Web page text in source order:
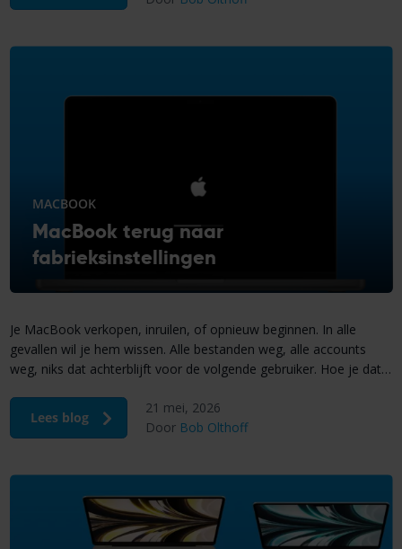
MACBOOK
MacBook terug naar
fabrieksinstellingen
Je MacBook verkopen, inruilen, of opnieuw beginnen. In alle
gevallen wil je hem wissen. Alle bestanden weg, alle accounts
weg, niks dat achterblijft voor de volgende gebruiker. Hoe je dat
werkt anders dan een Intel-model. macOS Monterey of nieuwer
geeft je een snellere manier […]
Lees blog
21 mei, 2026
Door Bob Olthoff